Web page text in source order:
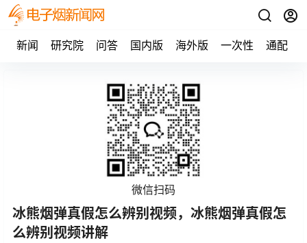
新闻 研究院 问答 国内版 海外版 一次性 通配
微信扫码
冰熊烟弹真假怎么辨别视频，冰熊烟弹真假怎
么辨别视频讲解